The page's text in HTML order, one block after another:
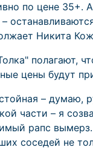
по цене 35+.
Никита
полагают,
цены будут
– думаю,
части – я
рапс
соседей не